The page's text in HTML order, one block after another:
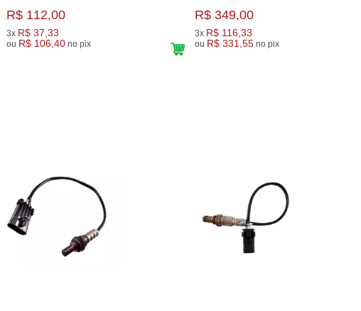
R$ 112,00
3x R$ 37,33
ou R$ 106,40 no pix
R$ 349,00
3x R$ 116,33
ou R$ 331,55 no pix